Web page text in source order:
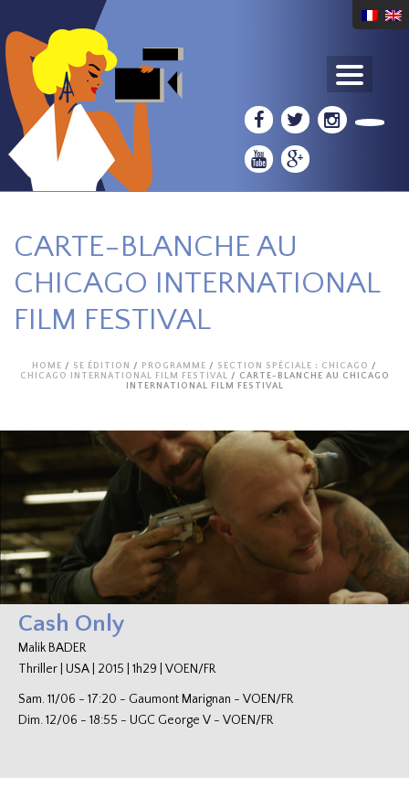
CARTE-BLANCHE AU
CHICAGO INTERNATIONAL
FILM FESTIVAL
HOME / 5E ÉDITION / PROGRAMME / SECTION SPÉCIALE : CHICAGO /
CHICAGO INTERNATIONAL FILM FESTIVAL / CARTE-BLANCHE AU CHICAGO
INTERNATIONAL FILM FESTIVAL
Cash Only
Malik BADER
Thriller USA 2015 1h29 VOEN/FR
Sam. 11/06 - 17:20 - Gaumont Marignan - VOEN/FR
Dim. 12/06 - 18:55 - UGC George V - VOEN/FR